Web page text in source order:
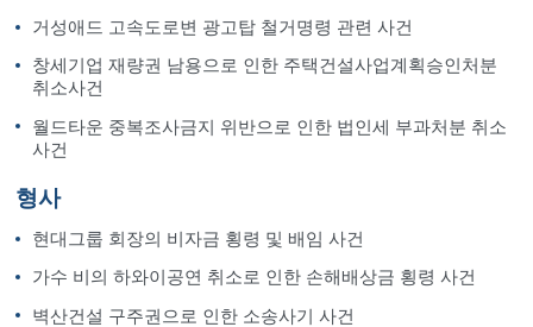
거성애드 고속도로변 광고탑 철거명령 관련 사건
창세기업 재량권 남용으로 인한 주택건설사업계획승인처분
취소사건
월드타운 중복조사금지 위반으로 인한 법인세 부과처분 취소
사건
형사
현대그룹 회장의 비자금 횡령 및 배임 사건
가수 비의 하와이공연 취소로 인한 손해배상금 횡령 사건
벽산건설 구주권으로 인한 소송사기 사건